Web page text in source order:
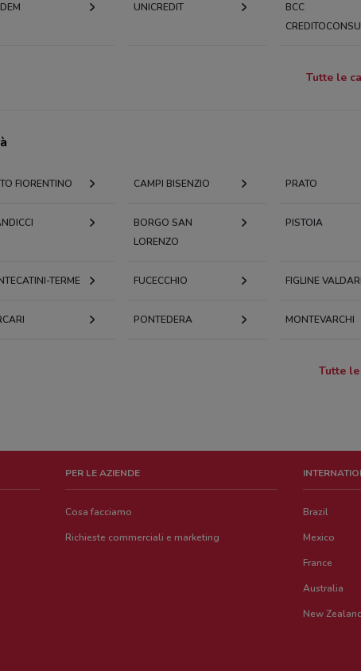
UNICREDIT
BCC
Tutte le
FIORENTINO CAMPI BISENZIO PRATO
BORGO SAN
LORENZO
PISTOIA
TERME FUCECCHIO FIGLINE
PONTEDERA MONTEVARCHI
Tutte
PER LE AZIENDE
Cosa facciamo
Richieste commerciali e marketing
Brazil
Mexico
France
Australia
New